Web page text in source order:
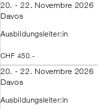
20. - 22. Novembre 2026
Davos
Ausbildungsleiter:in
CHF 450.-
20. - 22. Novembre 2026
Davos
Ausbildungsleiter:in